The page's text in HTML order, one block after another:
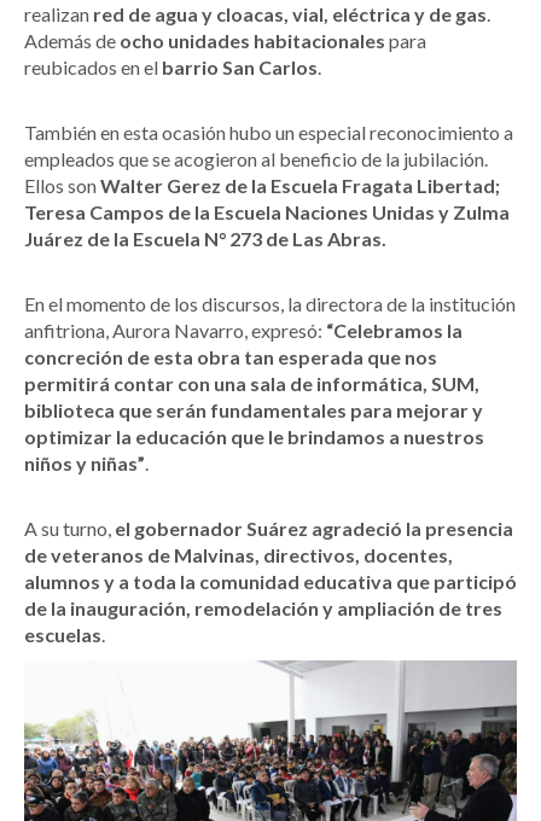
realizan red de agua y cloacas, vial, eléctrica y de gas
Además de ocho unidades habitacionales para
reubicados en el barrio San Carlos
También en esta ocasión hubo un especial reconocimiento a
empleados que se acogieron al beneficio de la jubilación.
Ellos sonWalter Gerez de la Escuela Fragata Libertad;
Teresa Campos de la Escuela Naciones Unidas y Zulma
Juárez de la Escuela N° 273 de Las Abras.
En el momento de los discursos, la directora de la institución
anfitriona, Aurora Navarro, expresó: “Celebramos la
concreción de esta obra tan esperada que nos
permitirá contar con una sala de informática, SUM,
biblioteca que serán fundamentales para mejorar y
optimizar la educación que le brindamos a nuestros
niños y niñas”
A su turno, el gobernador Suárez agradeció la presencia
de veteranos de Malvinas, directivos, docentes,
alumnos y a toda la comunidad educativa que participó
de la inauguración, remodelación y ampliación de tres
escuelas